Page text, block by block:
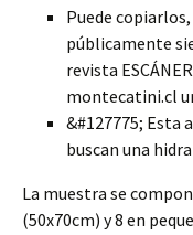
Puede
públicamente
revista
montecatini.cl
&#127775; Esta
buscan una
La muestra se
(50x70cm) y 8 en